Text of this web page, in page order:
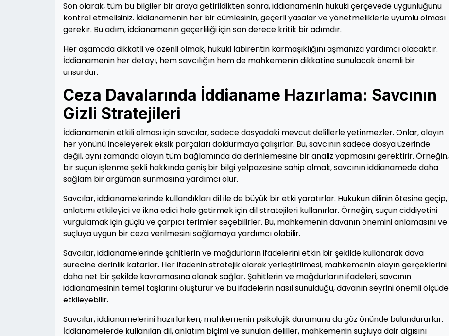
Son olarak, tüm bu bilgiler bir araya getirildikten sonra, iddianamenin hukuki çerçevede uygunluğunu
kontrol etmelisiniz. İddianamenin her bir cümlesinin, geçerli yasalar ve yönetmeliklerle uyumlu olması
gerekir. Bu adım, iddianamenin geçerliliği için son derece kritik bir adımdır.
Her aşamada dikkatli ve özenli olmak, hukuki labirentin karmaşıklığını aşmanıza yardımcı olacaktır.
İddianamenin her detayı, hem savcılığın hem de mahkemenin dikkatine sunulacak önemli bir
unsurdur.
Ceza Davalarında İddianame Hazırlama: Savcının
Gizli Stratejileri
İddianamenin etkili olması için savcılar, sadece dosyadaki mevcut delillerle yetinmezler. Onlar, olayın
her yönünü inceleyerek eksik parçaları doldurmaya çalışırlar. Bu, savcının sadece dosya üzerinde
değil, aynı zamanda olayın tüm bağlamında da derinlemesine bir analiz yapmasını gerektirir. Örneğin,
bir suçun işlenme şekli hakkında geniş bir bilgi yelpazesine sahip olmak, savcının iddianamede daha
sağlam bir argüman sunmasına yardımcı olur.
Savcılar, iddianamelerinde kullandıkları dil ile de büyük bir etki yaratırlar. Hukukun dilinin ötesine geçip,
anlatımı etkileyici ve ikna edici hale getirmek için dil stratejileri kullanırlar. Örneğin, suçun ciddiyetini
vurgulamak için güçlü ve çarpıcı terimler seçebilirler. Bu, mahkemenin davanın önemini anlamasını ve
suçluya uygun bir ceza verilmesini sağlamaya yardımcı olabilir.
Savcılar, iddianamelerinde şahitlerin ve mağdurların ifadelerini etkin bir şekilde kullanarak dava
sürecine derinlik katarlar. Her ifadenin stratejik olarak yerleştirilmesi, mahkemenin olayın gerçeklerini
daha net bir şekilde kavramasına olanak sağlar. Şahitlerin ve mağdurların ifadeleri, savcının
iddianamesinin temel taşlarını oluşturur ve bu ifadelerin nasıl sunulduğu, davanın seyrini önemli ölçüde
etkileyebilir.
Savcılar, iddianamelerini hazırlarken, mahkemenin psikolojik durumunu da göz önünde bulundururlar.
İddianamelerde kullanılan dil, anlatım biçimi ve sunulan deliller, mahkemenin suçluya dair algısını